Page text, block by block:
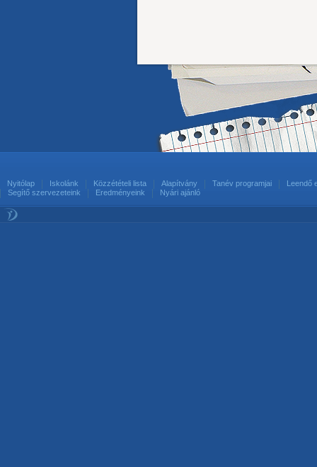
Nyitólap Iskolánk Közzétételi lista Alapítvány Tanév programjai
Leendő
Segítő szervezeteink
Eredményeink Nyári ajánló